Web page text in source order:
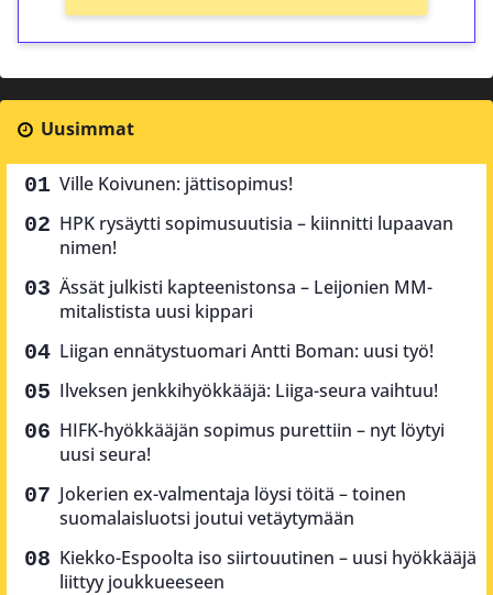
Uusimmat
Ville Koivunen: jättisopimus!
HPK rysäytti sopimusuutisia – kiinnitti lupaavan
nimen!
Ässät julkisti kapteenistonsa – Leijonien MM-
mitalistista uusi kippari
Liigan ennätystuomari Antti Boman: uusi työ!
Ilveksen jenkkihyökkääjä: Liiga-seura vaihtuu!
HIFK-hyökkääjän sopimus purettiin – nyt löytyi
uusi seura!
Jokerien ex-valmentaja löysi töitä – toinen
suomalaisluotsi joutui vetäytymään
Kiekko-Espoolta iso siirtouutinen – uusi hyökkääjä
liittyy joukkueeseen